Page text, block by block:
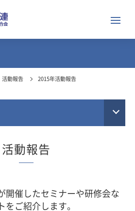
活動報告 2015年活動報告
活動報告
開催したセミナーや研修会な
をご紹介します。